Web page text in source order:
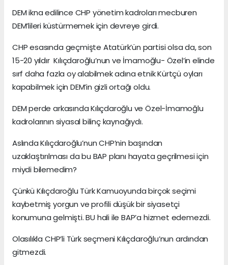
DEM ikna edilince CHP yönetim kadroları mecburen
DEM’lileri küstürmemek için devreye girdi.
CHP esasında geçmişte Atatürk’ün partisi olsa da, son
15-20 yıldır Kılıçdaroğlu’nun ve İmamoğlu- Özel’in elinde
sırf daha fazla oy alabilmek adına etnik Kürtçü oyları
kapabilmek için DEM’in gizli ortağı oldu.
DEM perde arkasında Kılıçdaroğlu ve Özel-İmamoğlu
kadrolarının siyasal bilinç kaynağıydı.
Aslında Kılıçdaroğlu’nun CHP’nin başından
uzaklaştırılması da bu BAP planı hayata geçrilmesi için
miydi bilemedim?
Çünkü Kılıçdaroğlu Türk Kamuoyunda birçok seçimi
kaybetmiş yorgun ve profili düşük bir siyasetçi
konumuna gelmişti. BU hali ile BAP’a hizmet edemezdi.
Olasılıkla CHP’li Türk seçmeni Kılıçdaroğlu’nun ardından
gitmezdi.